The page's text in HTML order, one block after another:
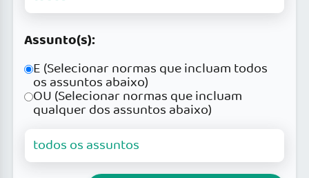
Assunto(s):
E (Selecionar normas que incluam todos
os assuntos abaixo)
OU (Selecionar normas que incluam
qualquer dos assuntos abaixo)